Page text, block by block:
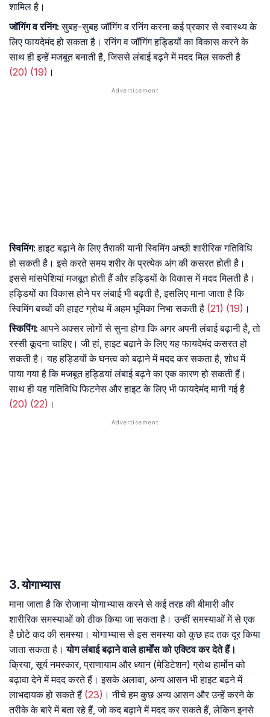
शामिल है।
जॉगिंग व रनिंग: सुबह-सुबह जॉगिंग व रनिंग करना कई प्रकार से स्वास्थ्य के
लिए फायदेमंद हो सकता है। रनिंग व जॉगिंग हड्डियों का विकास करने के
साथ ही इन्हें मजबूत बनाती है, जिससे लंबाई बढ़ने में मदद मिल सकती है
(20) (19) ।
स्विमिंग:हाइट बढ़ाने के लिए तैराकी यानी स्विमिंग अच्छी शारीरिक गतिविधि
हो सकती है। इसे करते समय शरीर के प्रत्येक अंग की कसरत होती है।
इससे मांसपेशियां मजबूत होती हैं और हड्डियों के विकास में मदद मिलती है।
हड्डियों का विकास होने पर लंबाई भी बढ़ती है, इसलिए माना जाता है कि
स्विमिंग बच्चों की हाइट ग्रोथ में अहम भूमिका निभा सकती है (21) (19) ।
स्किपिंग: आपने अक्सर लोगों से सुना होगा कि अगर अपनी लंबाई बढ़ानी है, तो
रस्सी कूदना चाहिए। जी हां, हाइट बढ़ाने के लिए यह फायदेमंद कसरत हो
सकती है। यह हड्डियों के घनत्व को बढ़ाने में मदद कर सकता है, शोध में
पाया गया है कि मजबूत हड्डियां लंबाई बढ़ने का एक कारण हो सकती हैं।
साथ ही यह गतिविधि फिटनेस और हाइट के लिए भी फायदेमंद मानी गई है
(20) (22) ।
3. याेगाभ्यास
माना जाता है कि रोजाना योगाभ्यास करने से कई तरह की बीमारी और
शारीरिक समस्याओं को ठीक किया जा सकता है। उन्हीं समस्याओं में से एक
है छोटे कद की समस्या। योगाभ्यास से इस समस्या को कुछ हद तक दूर किया
जाता सकता है।योग लंबाई बढ़ाने वाले हार्मोंस को एक्टिव कर देते हैं।
क्रिया, सूर्य नमस्कार, प्राणायाम और ध्यान (मेडिटेशन) ग्रोथ हार्मोन को
बढ़ावा देने में मदद करते हैं। इसके अलावा, अन्य आसन भी हाइट बढ़ने में
लाभदायक हो सकते हैं (23) । नीचे हम कुछ अन्य आसन और उन्हें करने के
तरीके के बारे में बता रहे हैं, जो कद बढ़ाने में मदद कर सकते हैं, लेकिन इनसे